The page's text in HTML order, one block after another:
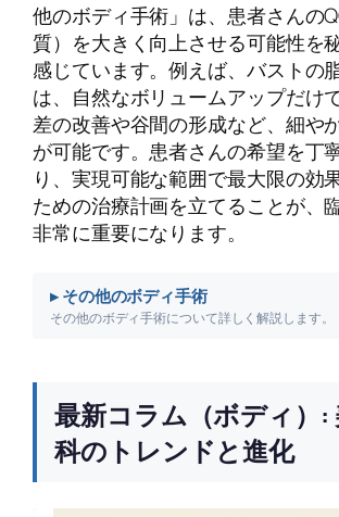
他のボディ手術」は、患者さんの
質）を大きく向上させる可能性を
感じています。例えば、バストの
は、自然なボリュームアップだけ
差の改善や谷間の形成など、細や
が可能です。患者さんの希望を丁
り、実現可能な範囲で最大限の効
ための治療計画を立てることが、
非常に重要になります。
▸ その他のボディ手術
その他のボディ手術について詳しく解説します。
最新コラム（ボディ）:
科のトレンドと進化